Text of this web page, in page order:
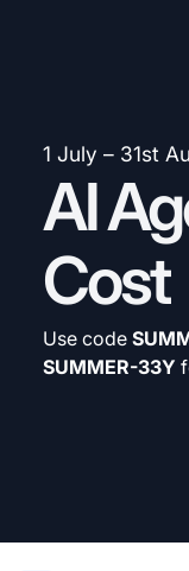
1 July – 31st
AI
Cost
Use code
SUMMER-33Y